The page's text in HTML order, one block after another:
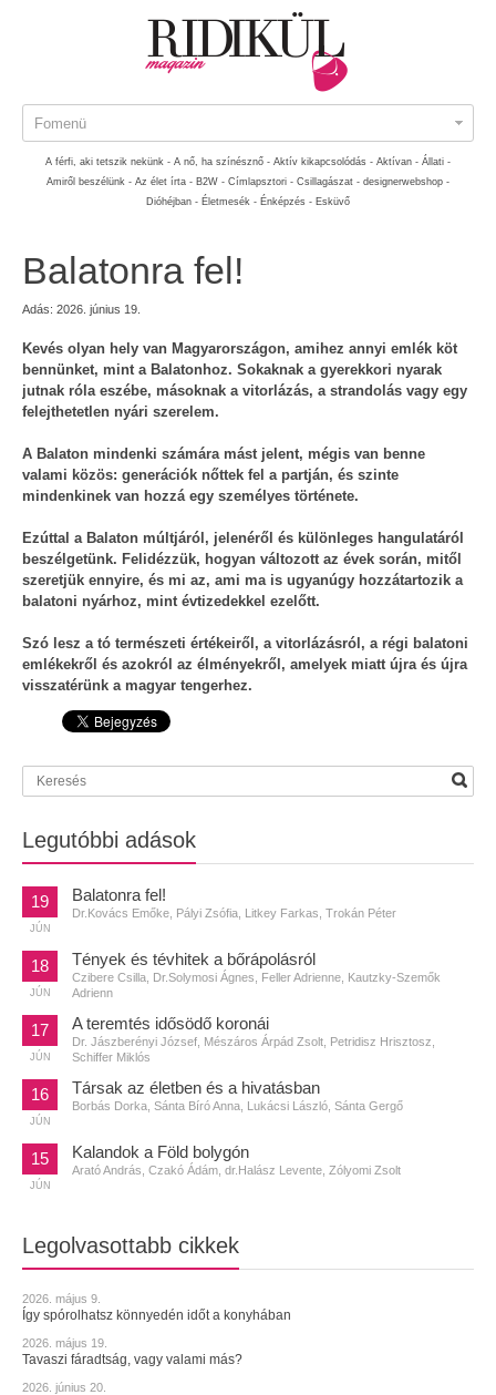
Fomenü
A férfi, aki tetszik nekünk - A nő, ha színésznő - Aktív kikapcsolódás - Aktívan - Állati -
Amiről beszélünk - Az élet írta - B2W - Címlapsztori - Csillagászat - designerwebshop -
Dióhéjban - Életmesék - Énképzés - Esküvő
Balatonra fel!
Adás: 2026. június 19.
Kevés olyan hely van Magyarországon, amihez annyi emlék köt
bennünket, mint a Balatonhoz. Sokaknak a gyerekkori nyarak
jutnak róla eszébe, másoknak a vitorlázás, a strandolás vagy egy
felejthetetlen nyári szerelem.
A Balaton mindenki számára mást jelent, mégis van benne
valami közös: generációk nőttek fel a partján, és szinte
mindenkinek van hozzá egy személyes története.
Ezúttal a Balaton múltjáról, jelenéről és különleges hangulatáról
beszélgetünk. Felidézzük, hogyan változott az évek során, mitől
szeretjük ennyire, és mi az, ami ma is ugyanúgy hozzátartozik a
balatoni nyárhoz, mint évtizedekkel ezelőtt.
Szó lesz a tó természeti értékeiről, a vitorlázásról, a régi balatoni
emlékekről és azokról az élményekről, amelyek miatt újra és újra
visszatérünk a magyar tengerhez.
Legutóbbi adások
19
JÚN
Balatonra fel!
Dr.Kovács Emőke, Pályi Zsófia, Litkey Farkas, Trokán Péter
18
JÚN
Tények és tévhitek a bőrápolásról
Czibere Csilla, Dr.Solymosi Ágnes, Feller Adrienne, Kautzky-Szemők
Adrienn
17
JÚN
A teremtés idősödő koronái
Dr. Jászberényi József, Mészáros Árpád Zsolt, Petridisz Hrisztosz,
Schiffer Miklós
16
JÚN
Társak az életben és a hivatásban
Borbás Dorka, Sánta Bíró Anna, Lukácsi László, Sánta Gergő
15
JÚN
Kalandok a Föld bolygón
Arató András, Czakó Ádám, dr.Halász Levente, Zólyomi Zsolt
Legolvasottabb cikkek
2026. május 9.
Így spórolhatsz könnyedén időt a konyhában
2026. május 19.
Tavaszi fáradtság, vagy valami más?
2026. június 20.